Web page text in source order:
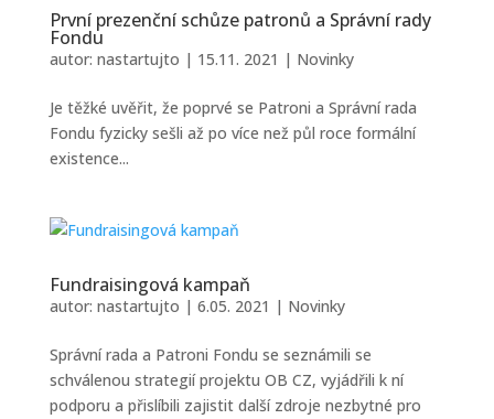
První prezenční schůze patronů a Správní rady
Fondu
autor: nastartujto | 15.11. 2021 | Novinky
Je těžké uvěřit, že poprvé se Patroni a Správní rada
Fondu fyzicky sešli až po více než půl roce formální
existence...
Fundraisingová kampaň
autor: nastartujto | 6.05. 2021 | Novinky
Správní rada a Patroni Fondu se seznámili se
schválenou strategií projektu OB CZ, vyjádřili k ní
podporu a přislíbili zajistit další zdroje nezbytné pro